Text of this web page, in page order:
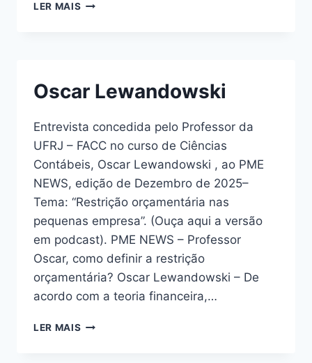
LER MAIS
Oscar Lewandowski
Entrevista concedida pelo Professor da
UFRJ – FACC no curso de Ciências
Contábeis, Oscar Lewandowski , ao PME
NEWS, edição de Dezembro de 2025–
Tema: “Restrição orçamentária nas
pequenas empresa”. (Ouça aqui a versão
em podcast). PME NEWS – Professor
Oscar, como definir a restrição
orçamentária? Oscar Lewandowski – De
acordo com a teoria financeira,…
LER MAIS